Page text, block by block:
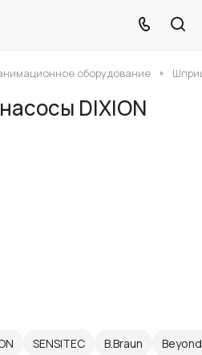
оборудование
DIXION
SENSITEC B.Braun Beyond